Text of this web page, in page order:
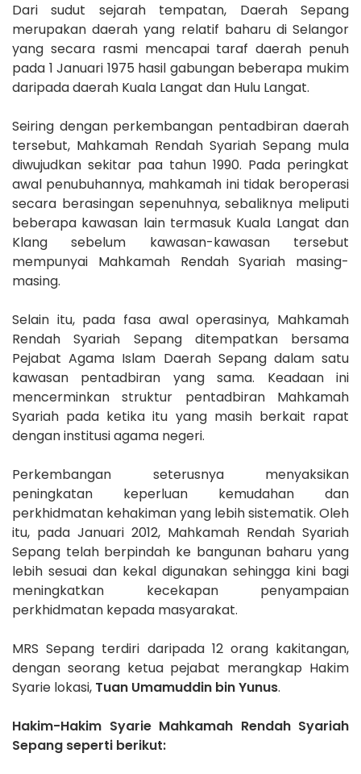
Dari sudut sejarah tempatan, Daerah Sepang
merupakan daerah yang relatif baharu di Selangor
yang secara rasmi mencapai taraf daerah penuh
pada 1 Januari 1975 hasil gabungan beberapa mukim
daripada daerah Kuala Langat dan Hulu Langat.
Seiring dengan perkembangan pentadbiran daerah
tersebut, Mahkamah Rendah Syariah Sepang mula
diwujudkan sekitar paa tahun 1990. Pada peringkat
awal penubuhannya, mahkamah ini tidak beroperasi
secara berasingan sepenuhnya, sebaliknya meliputi
beberapa kawasan lain termasuk Kuala Langat dan
Klang sebelum kawasan-kawasan tersebut
mempunyai Mahkamah Rendah Syariah masing-
masing.
Selain itu, pada fasa awal operasinya, Mahkamah
Rendah Syariah Sepang ditempatkan bersama
Pejabat Agama Islam Daerah Sepang dalam satu
kawasan pentadbiran yang sama. Keadaan ini
mencerminkan struktur pentadbiran Mahkamah
Syariah pada ketika itu yang masih berkait rapat
dengan institusi agama negeri.
Perkembangan seterusnya menyaksikan
peningkatan keperluan kemudahan dan
perkhidmatan kehakiman yang lebih sistematik. Oleh
itu, pada Januari 2012, Mahkamah Rendah Syariah
Sepang telah berpindah ke bangunan baharu yang
lebih sesuai dan kekal digunakan sehingga kini bagi
meningkatkan kecekapan penyampaian
perkhidmatan kepada masyarakat.
MRS Sepang terdiri daripada 12 orang kakitangan,
dengan seorang ketua pejabat merangkap Hakim
Syarie lokasi, Tuan Umamuddin bin Yunus.
Hakim-Hakim Syarie Mahkamah Rendah Syariah
Sepang seperti berikut: